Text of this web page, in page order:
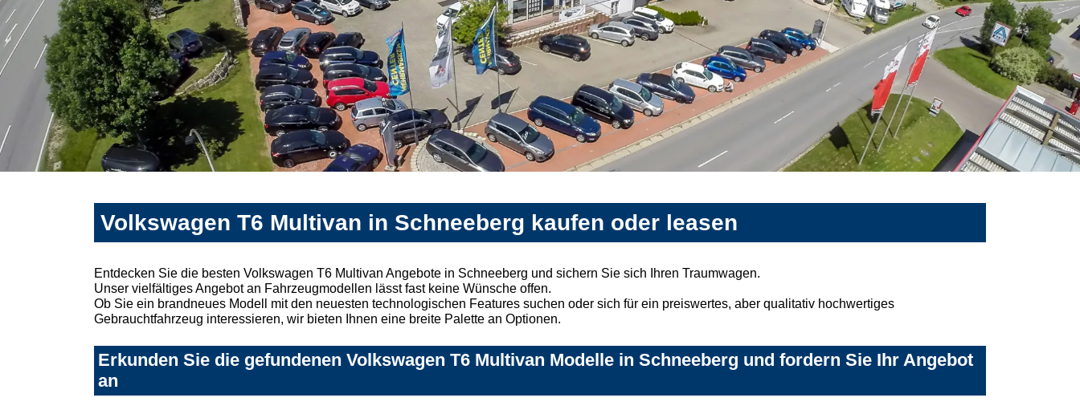
Volkswagen T6 Multivan in Schneeberg kaufen oder leasen
Entdecken Sie die besten Volkswagen T6 Multivan Angebote in Schneeberg und sichern Sie sich Ihren Traumwagen.
Unser vielfältiges Angebot an Fahrzeugmodellen lässt fast keine Wünsche offen.
Ob Sie ein brandneues Modell mit den neuesten technologischen Features suchen oder sich für ein preiswertes, aber qualitativ hochwertiges
Gebrauchtfahrzeug interessieren, wir bieten Ihnen eine breite Palette an Optionen.
Erkunden Sie die gefundenen Volkswagen T6 Multivan Modelle in Schneeberg und fordern Sie Ihr Angebot
an